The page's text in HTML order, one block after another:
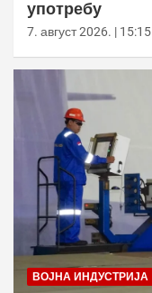
употребу
7. август 2026. | 15:15
ВОЈНА ИНДУСТРИЈА